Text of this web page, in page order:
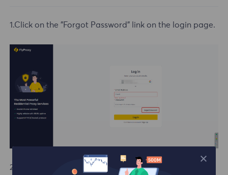
1.Click on the "Forgot Password" link on the login page.
2.Enter your email address to receive a verification